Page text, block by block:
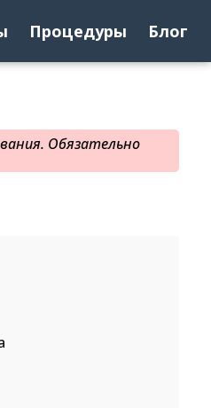
Процедуры Блог
Обязательно